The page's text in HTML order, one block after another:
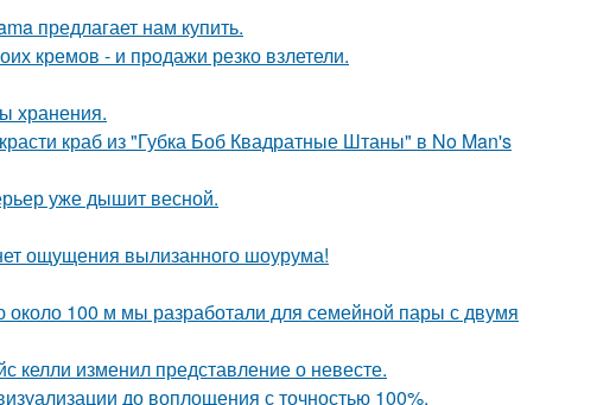
предлагает нам купить.
кремов - и продажи резко взлетели.
хранения.
краб из "Губка Боб Квадратные Штаны" в No Man's
уже дышит весной.
ощущения вылизанного шоурума!
100 м мы разработали для семейной пары с двумя
келли изменил представление о невесте.
до воплощения с точностью 100%.